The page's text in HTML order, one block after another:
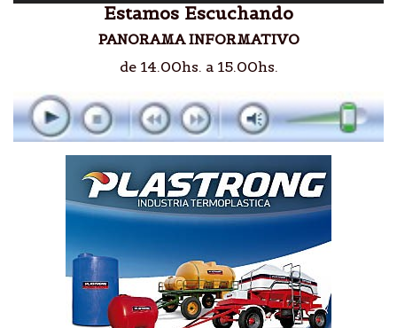
Estamos Escuchando
PANORAMA INFORMATIVO
de 14.00hs. a 15.00hs.